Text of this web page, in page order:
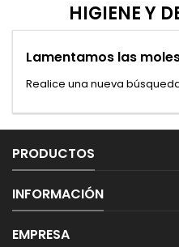
HIGIENE Y
Lamentamos las
Realice una nueva
PRODUCTOS
INFORMACIÓN
EMPRESA